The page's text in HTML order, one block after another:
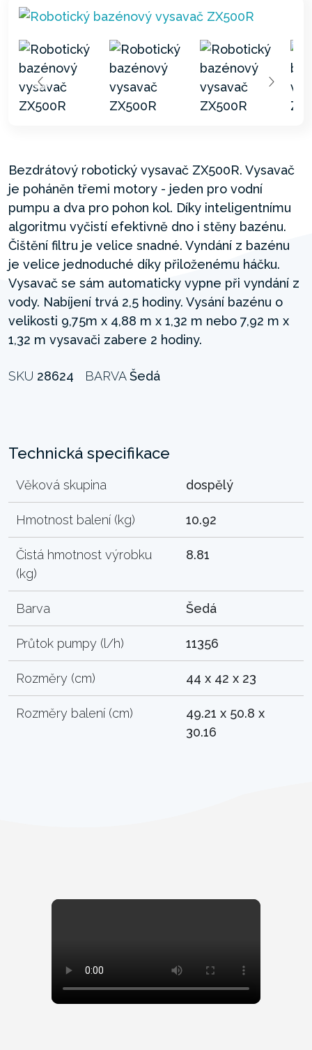
Bezdrátový robotický vysavač ZX500R. Vysavač
je poháněn třemi motory - jeden pro vodní
pumpu a dva pro pohon kol. Díky inteligentnímu
algoritmu vyčistí efektivně dno i stěny bazénu.
Čištění filtru je velice snadné. Vyndání z bazénu
je velice jednoduché díky přiloženému háčku.
Vysavač se sám automaticky vypne při vyndání z
vody. Nabíjení trvá 2,5 hodiny. Vysání bazénu o
velikosti 9,75m x 4,88 m x 1,32 m nebo 7,92 m x
1,32 m vysavači zabere 2 hodiny.
SKU 28624 BARVAŠedá
Technická specifikace
Věková skupina dospělý
Hmotnost balení (kg) 10.92
Čistá hmotnost výrobku
(kg)
8.81
Barva Šedá
Průtok pumpy (l/h) 11356
Rozměry (cm) 44 x 42 x 23
Rozměry balení (cm)
49.21 x 50.8 x
30.16